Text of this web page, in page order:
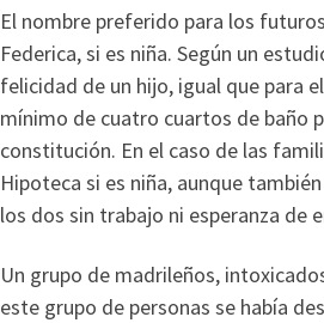
El nombre preferido para los
Federica, si es niña. Según un
felicidad de un hijo, igual que para
mínimo de cuatro cuartos de baño
constitución. En el caso de las
Hipoteca si es niña, aunque
los dos sin trabajo ni esperanza de
Un grupo de madrileños,
este grupo de personas se había